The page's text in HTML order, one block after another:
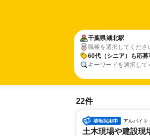
千葉県湖北駅
職種を選択してくださ
60代（シニア）も応募
キーワードを選択して
22件
アルバイト
土木現場や建設現